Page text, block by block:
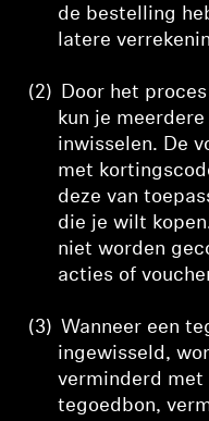
de bestelling
latere
(2) Door het
kun je
inwisselen. De
met
deze van
die je wilt
niet worden
acties of
(3) Wanneer een
ingewisseld,
verminderd met
tegoedbon,